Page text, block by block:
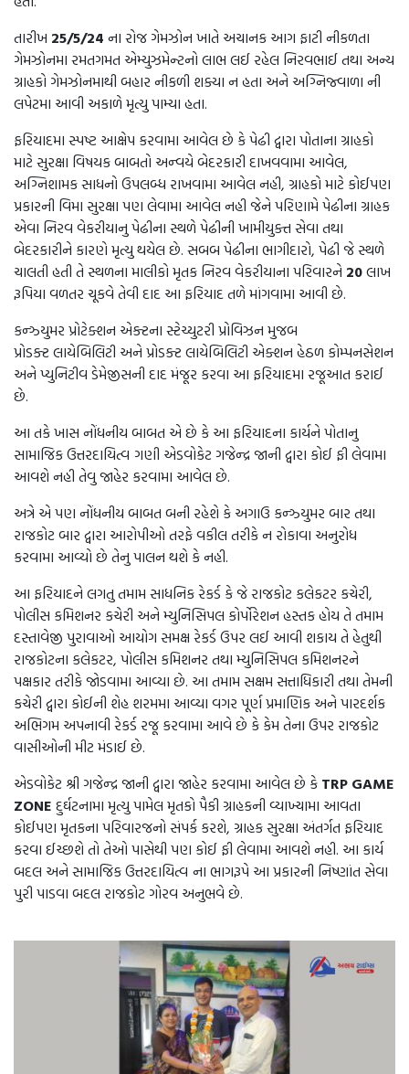
તારીખ 25/5/24 ના રોજ ગેમઝોન ખાતે અચાનક આગ ફાટી નીકળતા
ગેમઝોનમા રમતગમત એમ્યુઝમેન્ટનો લાભ લઈ રહેલ નિરવભાઈ તથા અન્ય
ગ્રાહકો ગેમઝોનમાથી બહાર નીકળી શક્યા ન હતા અને અગ્નિજ્વાળા ની
લપેટમા આવી અકાળે મૃત્યુ પામ્યા હતા.
ફરિયાદમા સ્પષ્ટ આક્ષેપ કરવામા આવેલ છે કે પેઢી દ્વારા પોતાના ગ્રાહકો
માટે સુરક્ષા વિષયક બાબતો અન્વયે બેદરકારી દાખવવામા આવેલ,
અગ્નિશામક સાધનો ઉપલબ્ધ રાખવામા આવેલ નહી, ગ્રાહકો માટે કોઈપણ
પ્રકારની વિમા સુરક્ષા પણ લેવામા આવેલ નહી જેને પરિણામે પેઢીના ગ્રાહક
એવા નિરવ વેકરીયાનુ પેઢીના સ્થળે પેઢીની ખામીયુક્ત સેવા તથા
બેદરકારીને કારણે મૃત્યુ થયેલ છે. સબબ પેઢીના ભાગીદારો, પેઢી જે સ્થળે
ચાલતી હતી તે સ્થળના માલીકો મૃતક નિરવ વેકરીયાના પરિવારને 20લાખ
રૂપિયા વળતર ચૂકવે તેવી દાદ આ ફરિયાદ તળે માંગવામા આવી છે.
કન્ઝ્યુમર પ્રોટેક્શન એક્ટના સ્ટેચ્યુટરી પ્રોવિઝન મુજબ
પ્રોડક્ટ લાયેબિલિટી અને પ્રોડક્ટ લાયેબિલિટી એક્શન હેઠળ કોમ્પનસેશન
અને પ્યુનિટીવ ડેમેજીસની દાદ મંજૂર કરવા આ ફરિયાદમા રજૂઆત કરાઈ
છે.
આ તકે ખાસ નોંધનીય બાબત એ છે કે આ ફરિયાદના કાર્યને પોતાનુ
સામાજિક ઉત્તરદાયિત્વ ગણી એડવોકેટ ગજેન્દ્ર જાની દ્વારા કોઈ ફી લેવામા
આવશે નહી તેવુ જાહેર કરવામા આવેલ છે.
અત્રે એ પણ નોંધનીય બાબત બની રહેશે કે અગાઉ કન્ઝ્યુમર બાર તથા
રાજકોટ બાર દ્વારા આરોપીઓ તરફે વકીલ તરીકે ન રોકાવા અનુરોધ
કરવામા આવ્યો છે તેનુ પાલન થશે કે નહી.
આ ફરિયાદને લગતુ તમામ સાધનિક રેકર્ડ કે જે રાજકોટ કલેકટર કચેરી,
પોલીસ કમિશનર કચેરી અને મ્યુનિસિપલ કોર્પોરેશન હસ્તક હોય તે તમામ
દસ્તાવેજી પુરાવાઓ આયોગ સમક્ષ રેકર્ડ ઉપર લઈ આવી શકાય તે હેતુથી
રાજકોટના કલેકટર, પોલીસ કમિશનર તથા મ્યુનિસિપલ કમિશનરને
પક્ષકાર તરીકે જોડવામા આવ્યા છે. આ તમામ સક્ષમ સત્તાધિકારી તથા તેમની
કચેરી દ્વારા કોઈની શેહ શરમમા આવ્યા વગર પૂર્ણ પ્રમાણિક અને પારદર્શક
અભિગમ અપનાવી રેકર્ડ રજૂ કરવામા આવે છે કે કેમ તેના ઉપર રાજકોટ
વાસીઓની મીટ મંડાઈ છે.
એડવોકેટ શ્રી ગજેન્દ્ર જાની દ્વારા જાહેર કરવામા આવેલ છે કે TRP GAME
ZONE દુર્ઘટનામા મૃત્યુ પામેલ મૃતકો પૈકી ગ્રાહકની વ્યાખ્યામા આવતા
કોઈપણ મૃતકના પરિવારજનો સંપર્ક કરશે, ગ્રાહક સુરક્ષા અંતર્ગત ફરિયાદ
કરવા ઈચ્છશે તો તેઓ પાસેથી પણ કોઈ ફી લેવામા આવશે નહી. આ કાર્ય
બદલ અને સામાજિક ઉત્તરદાયિત્વ ના ભાગરૂપે આ પ્રકારની નિષ્ણાંત સેવા
પુરી પાડવા બદલ રાજકોટ ગોરવ અનુભવે છે.